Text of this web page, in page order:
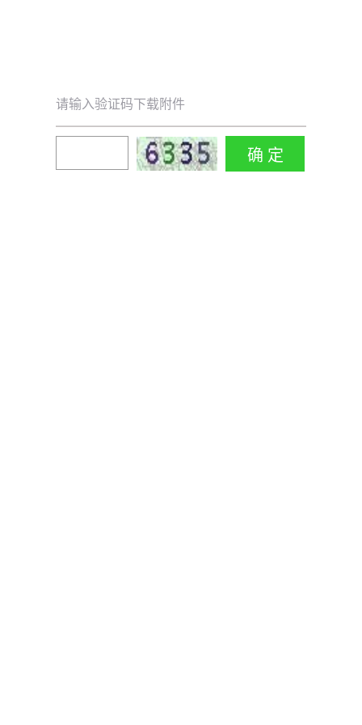
请输入验证码下载附件